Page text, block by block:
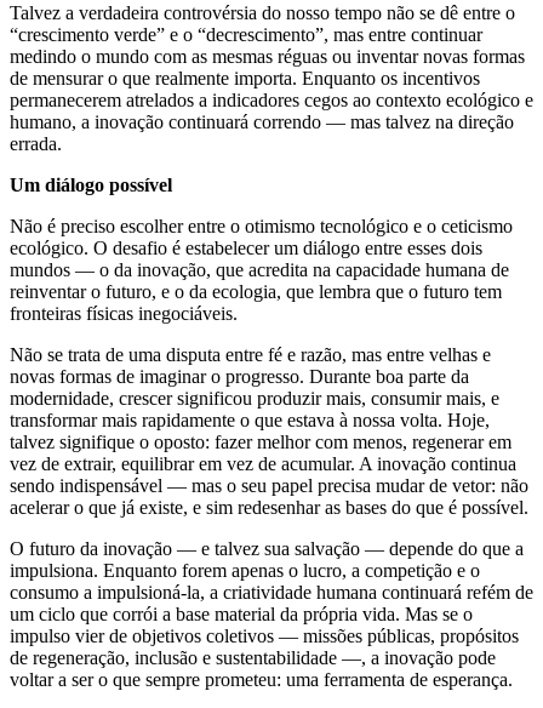
Talvez a verdadeira controvérsia do nosso tempo não se dê entre o
“crescimento verde” e o “decrescimento”, mas entre continuar
medindo o mundo com as mesmas réguas ou inventar novas formas
de mensurar o que realmente importa. Enquanto os incentivos
permanecerem atrelados a indicadores cegos ao contexto ecológico e
humano, a inovação continuará correndo — mas talvez na direção
errada.
Um diálogo possível
Não é preciso escolher entre o otimismo tecnológico e o ceticismo
ecológico. O desafio é estabelecer um diálogo entre esses dois
mundos — o da inovação, que acredita na capacidade humana de
reinventar o futuro, e o da ecologia, que lembra que o futuro tem
fronteiras físicas inegociáveis.
Não se trata de uma disputa entre fé e razão, mas entre velhas e
novas formas de imaginar o progresso. Durante boa parte da
modernidade, crescer significou produzir mais, consumir mais, e
transformar mais rapidamente o que estava à nossa volta. Hoje,
talvez signifique o oposto: fazer melhor com menos, regenerar em
vez de extrair, equilibrar em vez de acumular. A inovação continua
sendo indispensável — mas o seu papel precisa mudar de vetor: não
acelerar o que já existe, e sim redesenhar as bases do que é possível.
O futuro da inovação — e talvez sua salvação — depende do que a
impulsiona. Enquanto forem apenas o lucro, a competição e o
consumo a impulsioná-la, a criatividade humana continuará refém de
um ciclo que corrói a base material da própria vida. Mas se o
impulso vier de objetivos coletivos — missões públicas, propósitos
de regeneração, inclusão e sustentabilidade —, a inovação pode
voltar a ser o que sempre prometeu: uma ferramenta de esperança.